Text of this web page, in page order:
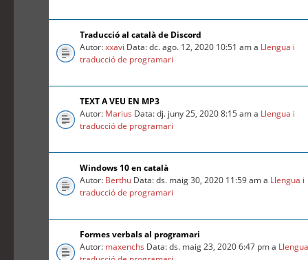
Traducció al català de Discord
Autor:xxavi Data: dc. ago. 12, 2020 10:51 am a Llengua i
traducció de programari
TEXT A VEU EN MP3
Autor: Marius Data: dj. juny 25, 2020 8:15 am a Llengua i
traducció de programari
Windows 10 en català
Autor: Berthu Data: ds. maig 30, 2020 11:59 am a Llengua i
traducció de programari
Formes verbals al programari
Autor: maxenchs Data: ds. maig 23, 2020 6:47 pm a